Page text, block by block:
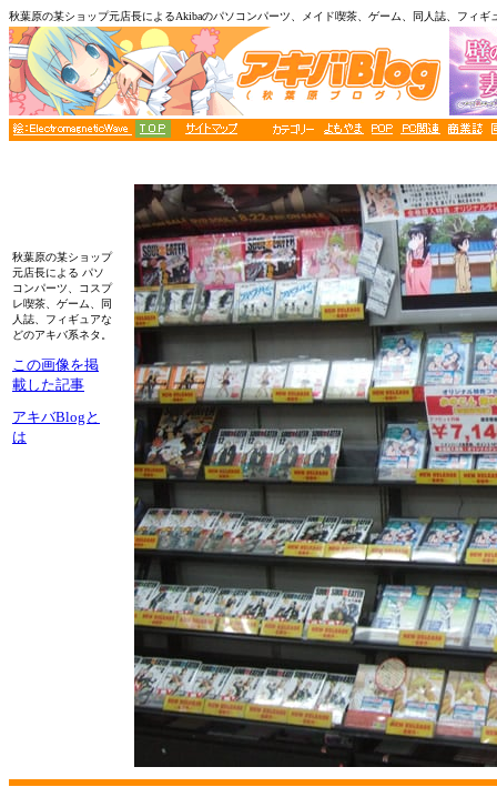
秋葉原の某ショップ元店長によるAkibaのパソコンパーツ、メイド喫茶、ゲーム、同人誌、フィ
秋葉原の某ショップ
元店長による パソ
コンパーツ、コスプ
レ喫茶、ゲーム、同
人誌、フィギュアな
どのアキバ系ネタ。
この画像を掲
載した記事
アキバBlogと
は